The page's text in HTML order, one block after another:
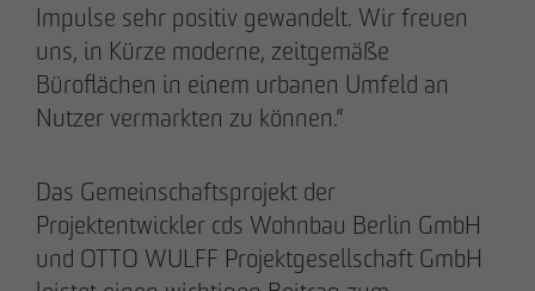
Impulse sehr positiv gewandelt. Wir freuen
uns, in Kürze moderne, zeitgemäße
Büroflächen in einem urbanen Umfeld an
Nutzer vermarkten zu können.“
Das Gemeinschaftsprojekt der
Projektentwickler cds Wohnbau Berlin GmbH
und OTTO WULFF Projektgesellschaft GmbH
DAS TEAM.
Abteilungsleiterin
Kommunikation & Marketing
pademirayakli@otto-wulff.de
+49 173 4928616